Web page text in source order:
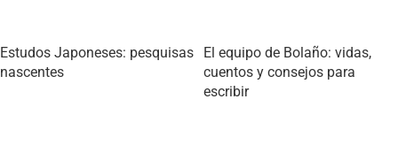
Estudos Japoneses: pesquisas
nascentes
El equipo de Bolaño: vidas,
cuentos y consejos para
escribir